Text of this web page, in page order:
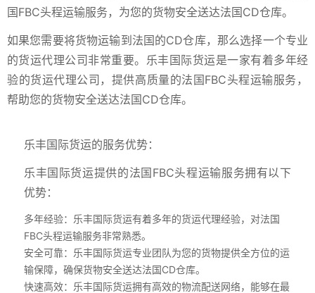
国FBC头程运输服务，为您的货物安全送达法国CD仓库。
如果您需要将货物运输到法国的CD仓库，那么选择一个专业
的货运代理公司非常重要。乐丰国际货运是一家有着多年经
验的货运代理公司，提供高质量的法国FBC头程运输服务，
帮助您的货物安全送达法国CD仓库。
乐丰国际货运的服务优势：
乐丰国际货运提供的法国FBC头程运输服务拥有以下
优势：
多年经验：乐丰国际货运有着多年的货运代理经验，对法国
FBC头程运输服务非常熟悉。
安全可靠：乐丰国际货运专业团队为您的货物提供全方位的运
输保障，确保货物安全送达法国CD仓库。
快速高效：乐丰国际货运拥有高效的物流配送网络，能够在最